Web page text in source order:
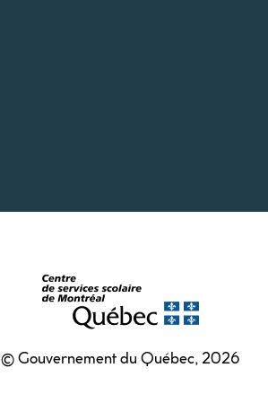
© Gouvernement du Québec, 2026